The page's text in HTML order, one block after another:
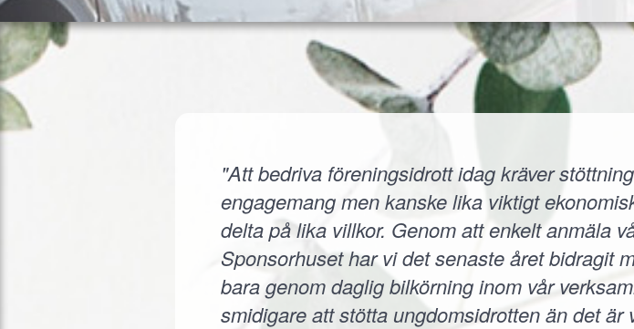
"Att bedriva föreningsidrott idag kräver
engagemang men kanske lika viktigt
delta på lika villkor. Genom att enkelt anmäla
Sponsorhuset har vi det senaste året bidragit
bara genom daglig bilkörning inom vår
smidigare att stötta ungdomsidrotten än det är